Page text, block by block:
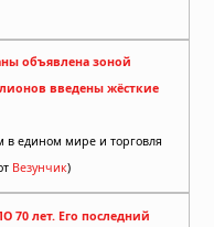
объявлена зоной
введены жёсткие
в едином мире и торговля
Везунчик)
70 лет. Его последний